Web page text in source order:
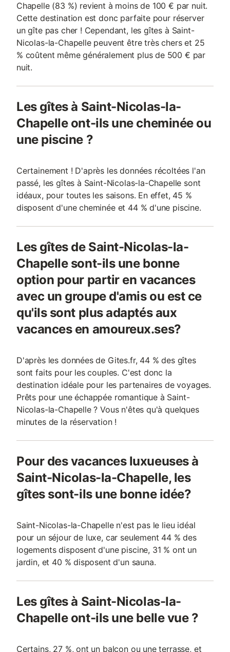
Chapelle (83 %) revient à moins de 100 € par nuit.
Cette destination est donc parfaite pour réserver
un gîte pas cher ! Cependant, les gîtes à Saint-
Nicolas-la-Chapelle peuvent être très chers et 25
% coûtent même généralement plus de 500 € par
nuit.
Les gîtes à Saint-Nicolas-la-
Chapelle ont-ils une cheminée ou
une piscine ?
Certainement ! D'après les données récoltées l'an
passé, les gîtes à Saint-Nicolas-la-Chapelle sont
idéaux, pour toutes les saisons. En effet, 45 %
disposent d'une cheminée et 44 % d'une piscine.
Les gîtes de Saint-Nicolas-la-
Chapelle sont-ils une bonne
option pour partir en vacances
avec un groupe d'amis ou est ce
qu'ils sont plus adaptés aux
vacances en amoureux.ses?
D'après les données de Gites.fr, 44 % des gîtes
sont faits pour les couples. C'est donc la
destination idéale pour les partenaires de voyages.
Prêts pour une échappée romantique à Saint-
Nicolas-la-Chapelle ? Vous n'êtes qu'à quelques
minutes de la réservation !
Pour des vacances luxueuses à
Saint-Nicolas-la-Chapelle, les
gîtes sont-ils une bonne idée?
Saint-Nicolas-la-Chapelle n'est pas le lieu idéal
pour un séjour de luxe, car seulement 44 % des
logements disposent d'une piscine, 31 % ont un
jardin, et 40 % disposent d'un sauna.
Les gîtes à Saint-Nicolas-la-
Chapelle ont-ils une belle vue ?
Certains, 27 %, ont un balcon ou une terrasse, et